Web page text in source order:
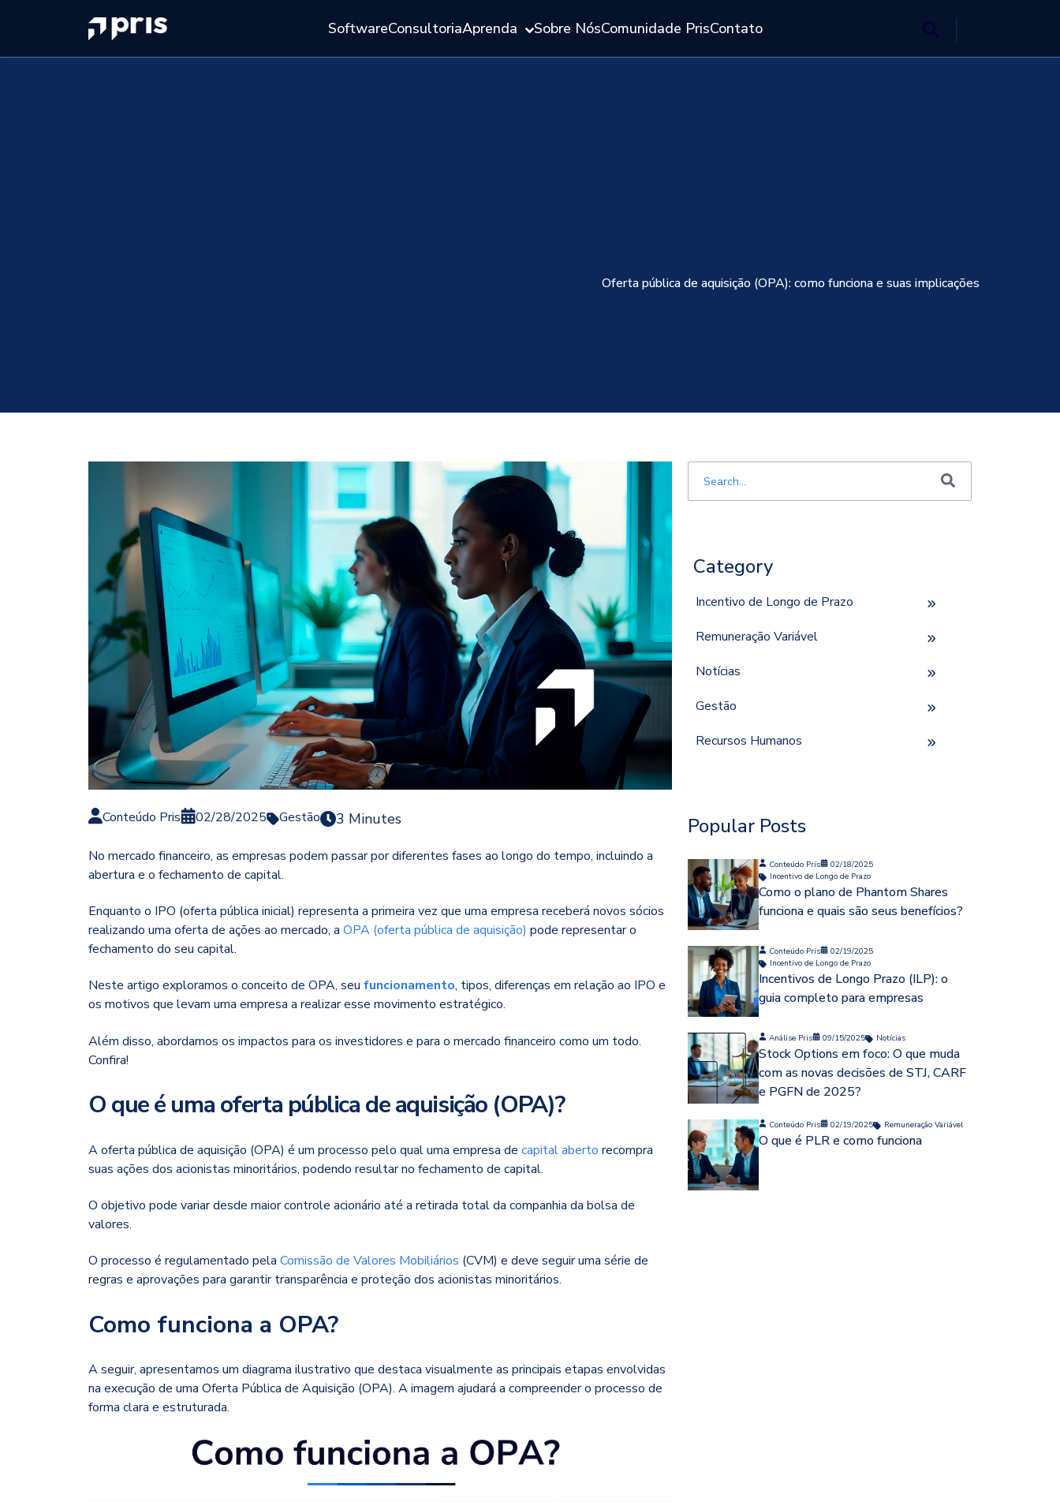
SoftwareConsultoriaAprenda Sobre NósComunidade PrisContato
Oferta pública de aquisição (OPA): como funciona e suas implicações
Conteúdo Pris 02/28/2025 Gestão 3 Minutes
No mercado financeiro, as empresas podem passar por diferentes fases ao longo do tempo, incluindo a
abertura e o fechamento de capital.
Enquanto o IPO (oferta pública inicial) representa a primeira vez que uma empresa receberá novos sócios
realizando uma oferta de ações ao mercado, a OPA (oferta pública de aquisição) pode representar o
fechamento do seu capital.
Neste artigo exploramos o conceito de OPA, seu funcionamento, tipos, diferenças em relação ao IPO e
os motivos que levam uma empresa a realizar esse movimento estratégico.
Além disso, abordamos os impactos para os investidores e para o mercado financeiro como um todo.
Confira!
O que é uma oferta pública de aquisição (OPA)?
A oferta pública de aquisição (OPA) é um processo pelo qual uma empresa de capital aberto recompra
suas ações dos acionistas minoritários, podendo resultar no fechamento de capital.
O objetivo pode variar desde maior controle acionário até a retirada total da companhia da bolsa de
valores.
O processo é regulamentado pela Comissão de Valores Mobiliários (CVM) e deve seguir uma série de
regras e aprovações para garantir transparência e proteção dos acionistas minoritários.
Como funciona a OPA?
A seguir, apresentamos um diagrama ilustrativo que destaca visualmente as principais etapas envolvidas
na execução de uma Oferta Pública de Aquisição (OPA). A imagem ajudará a compreender o processo de
forma clara e estruturada.
Este é um campo de pesquisa com recurso de sugestão automática
Category
Incentivo de Longo de Prazo
Remuneração Variável
Notícias
Gestão
Recursos Humanos
Popular Posts
Conteúdo Pris
02/18/2025
Incentivo de Longo de Prazo
Como o plano de Phantom Shares
funciona e quais são seus benefícios?
Conteúdo Pris
02/19/2025
Incentivo de Longo de Prazo
Incentivos de Longo Prazo (ILP): o
guia completo para empresas
Análise Pris 09/15/2025 Notícias
Stock Options em foco: O que muda
com as novas decisões de STJ, CARF
e PGFN de 2025?
Conteúdo Pris 02/19/2025 Remuneração Variável
O que é PLR e como funciona